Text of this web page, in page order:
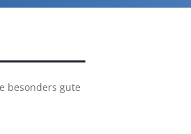
besonders gute